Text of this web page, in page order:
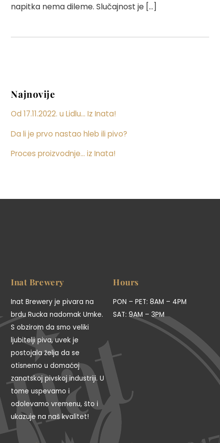
napitka nema dileme. Slučajnost je […]
Najnovije
Od 17.11.2022. u Lidlu… Iz Inata!
Da li je prvo nastao hleb ili pivo?
Proces proizvodnje… iz Inata!
Inat Brewery
Inat Brewery je pivara na
brdu Rucka nadomak Umke.
S obzirom da smo veliki
ljubitelji piva, uvek je
postojala želja da se
otisnemo u domaćoj
zanatskoj pivskoj industriji. U
tome uspevamo i
odolevamo vremenu, što i
ukazuje na naš kvalitet!
Hours
PON – PET: 8AM – 4PM
SAT: 9AM – 3PM